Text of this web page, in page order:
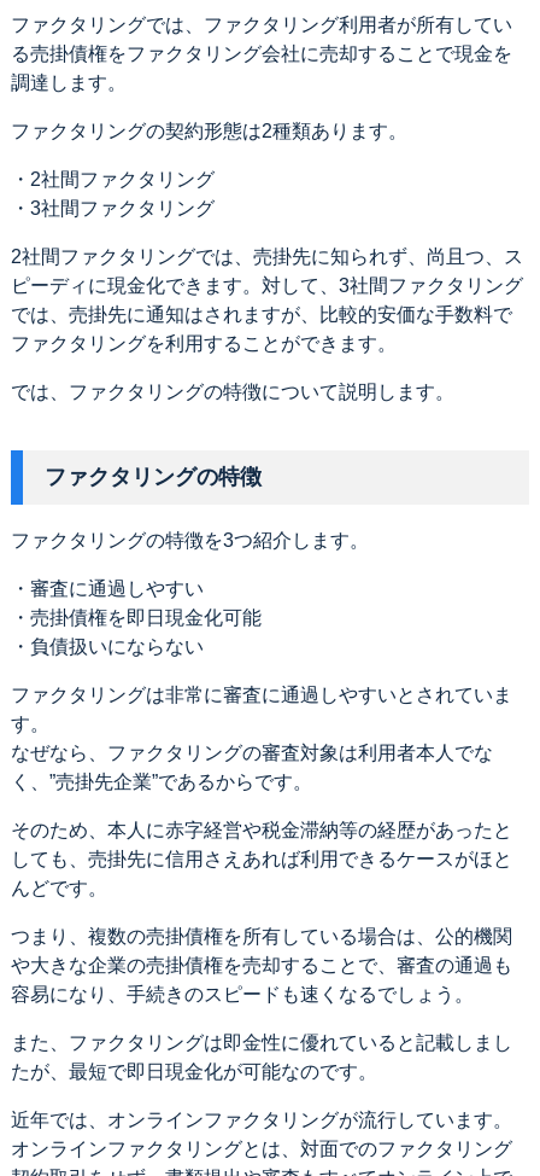
ファクタリングでは、ファクタリング利用者が所有してい
る売掛債権をファクタリング会社に売却することで現金を
調達します。
ファクタリングの契約形態は2種類あります。
・2社間ファクタリング
・3社間ファクタリング
2社間ファクタリングでは、売掛先に知られず、尚且つ、ス
ピーディに現金化できます。対して、3社間ファクタリング
では、売掛先に通知はされますが、比較的安価な手数料で
ファクタリングを利用することができます。
では、ファクタリングの特徴について説明します。
ファクタリングの特徴
ファクタリングの特徴を3つ紹介します。
・審査に通過しやすい
・売掛債権を即日現金化可能
・負債扱いにならない
ファクタリングは非常に審査に通過しやすいとされていま
す。
なぜなら、ファクタリングの審査対象は利用者本人でな
く、”売掛先企業”であるからです。
そのため、本人に赤字経営や税金滞納等の経歴があったと
しても、売掛先に信用さえあれば利用できるケースがほと
んどです。
つまり、複数の売掛債権を所有している場合は、公的機関
や大きな企業の売掛債権を売却することで、審査の通過も
容易になり、手続きのスピードも速くなるでしょう。
また、ファクタリングは即金性に優れていると記載しまし
たが、最短で即日現金化が可能なのです。
近年では、オンラインファクタリングが流行しています。
オンラインファクタリングとは、対面でのファクタリング